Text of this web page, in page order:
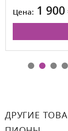
Цена: 1 900
ДРУГИЕ